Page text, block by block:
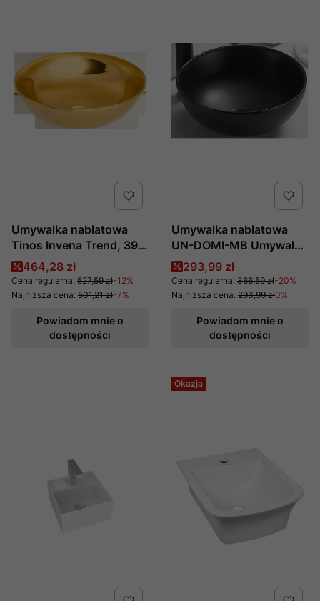
Umywalka nablatowa
Tinos Invena Trend, 39,5
cm,Czarno-Złota Połysk
CE-43-009
Cena promocyjna
464,28 zł
Cena regularna: 527,59 zł-12%
Najniższa cena: 501,21 zł-7%
Powiadom mnie o
dostępności
Umywalka nablatowa
UN-DOMI-MB Umywalka
- Czarny Mat Comad
Cena promocyjna
293,99 zł
Cena regularna: 366,59 zł-20%
Najniższa cena: 293,99 zł0%
Powiadom mnie o
dostępności
Okazja